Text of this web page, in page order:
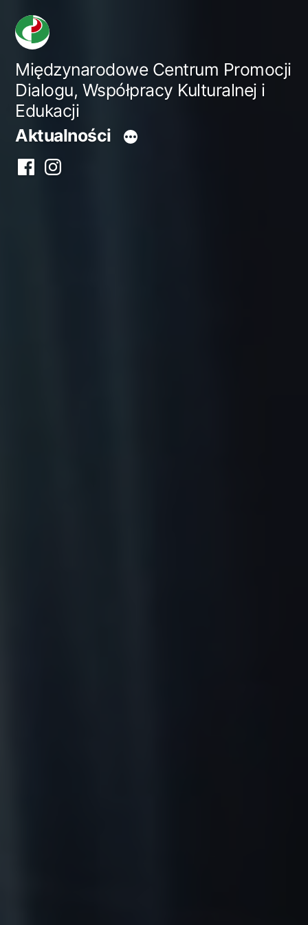
Przejdź
treściMiędzynarodowe Centrum Promocji
Dialogu, Współpracy Kulturalnej i
Edukacji
Aktualności
FacebookInstagram